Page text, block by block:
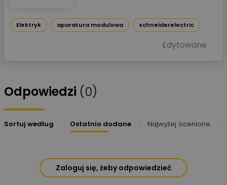
Elektryk aparatura modulowa schneiderelectric
Edytowane
Odpowiedzi (0)
Sortuj według Ostatnio dodane Najwyżej ocenione
Zaloguj się, żeby odpowiedzieć